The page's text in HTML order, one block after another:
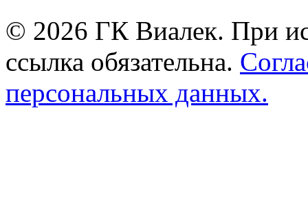
© 2026 ГК Виалек. При
ссылка обязательна.
персональных данных.